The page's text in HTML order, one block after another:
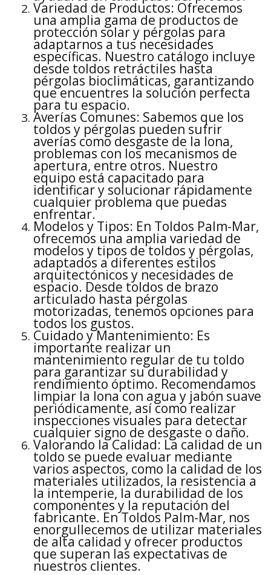
Variedad de Productos: Ofrecemos
una amplia gama de productos de
protección solar y pérgolas para
adaptarnos a tus necesidades
específicas. Nuestro catálogo incluye
desde toldos retráctiles hasta
pérgolas bioclimáticas, garantizando
que encuentres la solución perfecta
para tu espacio.
Averías Comunes: Sabemos que los
toldos y pérgolas pueden sufrir
averías como desgaste de la lona,
problemas con los mecanismos de
apertura, entre otros. Nuestro
equipo está capacitado para
identificar y solucionar rápidamente
cualquier problema que puedas
enfrentar.
Modelos y Tipos: En Toldos Palm-Mar,
ofrecemos una amplia variedad de
modelos y tipos de toldos y pérgolas,
adaptados a diferentes estilos
arquitectónicos y necesidades de
espacio. Desde toldos de brazo
articulado hasta pérgolas
motorizadas, tenemos opciones para
todos los gustos.
Cuidado y Mantenimiento: Es
importante realizar un
mantenimiento regular de tu toldo
para garantizar su durabilidad y
rendimiento óptimo. Recomendamos
limpiar la lona con agua y jabón suave
periódicamente, así como realizar
inspecciones visuales para detectar
cualquier signo de desgaste o daño.
Valorando la Calidad: La calidad de un
toldo se puede evaluar mediante
varios aspectos, como la calidad de los
materiales utilizados, la resistencia a
la intemperie, la durabilidad de los
componentes y la reputación del
fabricante. En Toldos Palm-Mar, nos
enorgullecemos de utilizar materiales
de alta calidad y ofrecer productos
que superan las expectativas de
nuestros clientes.